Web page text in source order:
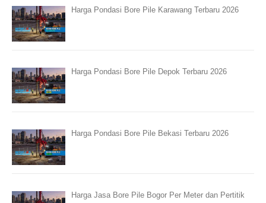
Harga Pondasi Bore Pile Karawang Terbaru 2026
Harga Pondasi Bore Pile Depok Terbaru 2026
Harga Pondasi Bore Pile Bekasi Terbaru 2026
Harga Jasa Bore Pile Bogor Per Meter dan Pertitik